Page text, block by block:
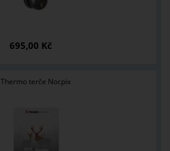
695,00 Kč
Thermo terče Nocpix